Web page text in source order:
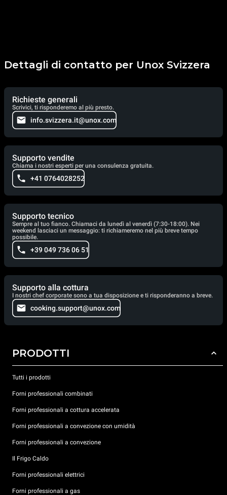
Dettagli di contatto per Unox Svizzera
Richieste generali
Scrivici, ti risponderemo al più presto.
info.svizzera.it@unox.com
Supporto vendite
Chiama i nostri esperti per una consulenza gratuita.
+41 0764028252
Supporto tecnico
Sempre al tuo fianco. Chiamaci da lunedì al venerdì (7:30-18:00). Nei
weekend lasciaci un messaggio: ti richiameremo nel più breve tempo
possibile.
+39 049 736 06 51
Supporto alla cottura
I nostri chef corporate sono a tua disposizione e ti risponderanno a breve.
cooking.support@unox.com
PRODOTTI
Tutti i prodotti
Forni professionali combinati
Forni professionali a cottura accelerata
Forni professionali a convezione con umidità
Forni professionali a convezione
Il Frigo Caldo
Forni professionali elettrici
Forni professionali a gas